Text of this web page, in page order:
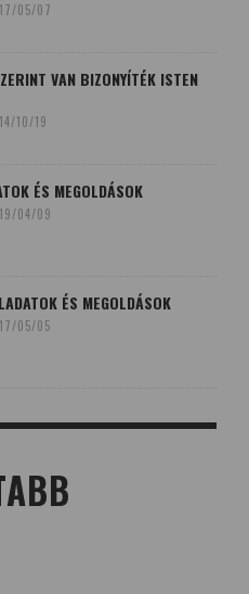
05/07
VAN BIZONYÍTÉK ISTEN
10/19
ÉS MEGOLDÁSOK
04/09
ÉS MEGOLDÁSOK
05/05